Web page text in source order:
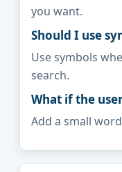
you want.
Should I use
Use symbols
search.
What if the
Add a small